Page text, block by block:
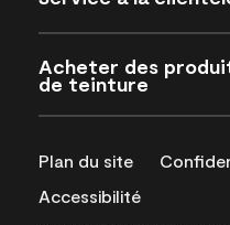
Acheter des
de teinture
Plan du site
Accessibilité